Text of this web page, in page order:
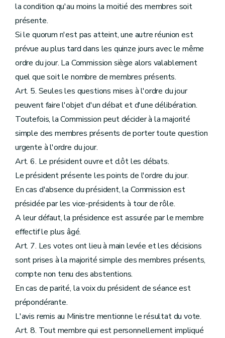
la condition qu'au moins la moitié des membres soit
présente.
Si le quorum n'est pas atteint, une autre réunion est
prévue au plus tard dans les quinze jours avec le même
ordre du jour. La Commission siège alors valablement
quel que soit le nombre de membres présents.
Art. 5. Seules les questions mises à l'ordre du jour
peuvent faire l'objet d'un débat et d'une délibération.
Toutefois, la Commission peut décider à la majorité
simple des membres présents de porter toute question
urgente à l'ordre du jour.
Art. 6. Le président ouvre et clôt les débats.
Le président présente les points de l'ordre du jour.
En cas d'absence du président, la Commission est
présidée par les vice-présidents à tour de rôle.
A leur défaut, la présidence est assurée par le membre
effectif le plus âgé.
Art. 7. Les votes ont lieu à main levée et les décisions
sont prises à la majorité simple des membres présents,
compte non tenu des abstentions.
En cas de parité, la voix du président de séance est
prépondérante.
L'avis remis au Ministre mentionne le résultat du vote.
Art. 8. Tout membre qui est personnellement impliqué